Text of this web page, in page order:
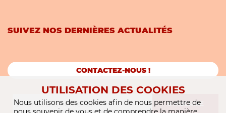
UTILISATION DES COOKIES
Nous utilisons des cookies afin de nous permettre de
SUIVEZ NOS DERNIÈRES ACTUALITÉS
CONTACTEZ-NOUS !
S'INSCRIRE